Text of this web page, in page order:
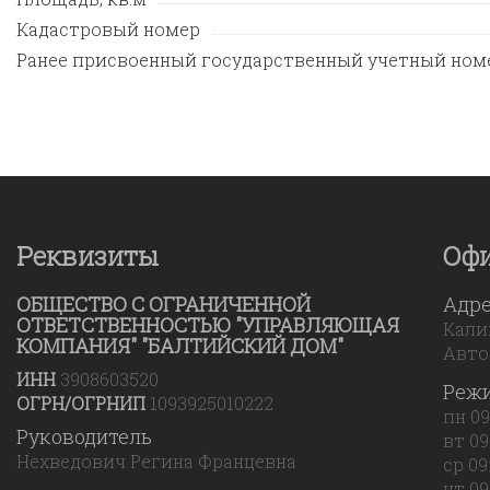
Кадастровый номер
Ранее присвоенный государственный учетный
Реквизиты
ОБЩЕСТВО С ОГРАНИЧЕННОЙ
ОТВЕТСТВЕННОСТЬЮ "УПРАВЛЯЮЩАЯ
КОМПАНИЯ" "БАЛТИЙСКИЙ ДОМ"
ИНН 3908603520
ОГРН/ОГРНИП 1093925010222
Руководитель
Нехведович Регина Францевна
пн
вт
ср